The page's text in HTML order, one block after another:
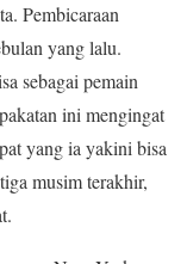
Pembicaraan
yang lalu.
sebagai pemain
ini mengingat
yang ia yakini bisa
musim terakhir,